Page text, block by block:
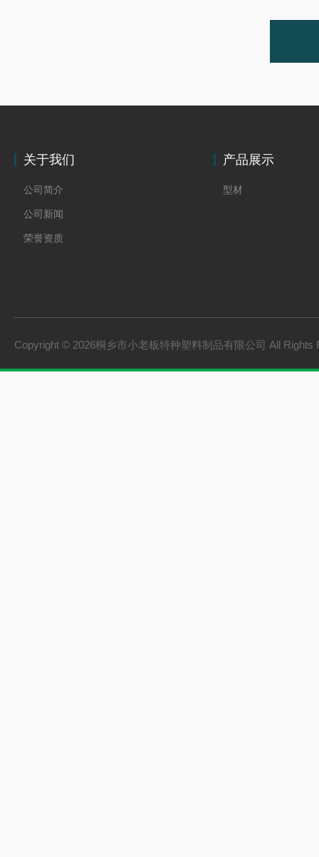
关于我们
公司简介
公司新闻
荣誉资质
产品展示
型材
Copyright © 2026桐乡市小老板特种塑料制品有限公司 All